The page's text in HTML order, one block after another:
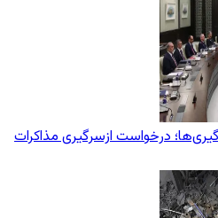
درخواست ازسرگیری مذاکرات